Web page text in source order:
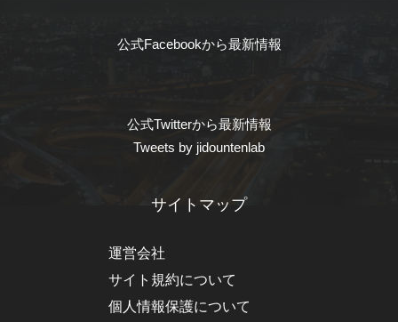
公式Facebookから最新情報
公式Twitterから最新情報
Tweets by jidountenlab
サイトマップ
運営会社
サイト規約について
個人情報保護について